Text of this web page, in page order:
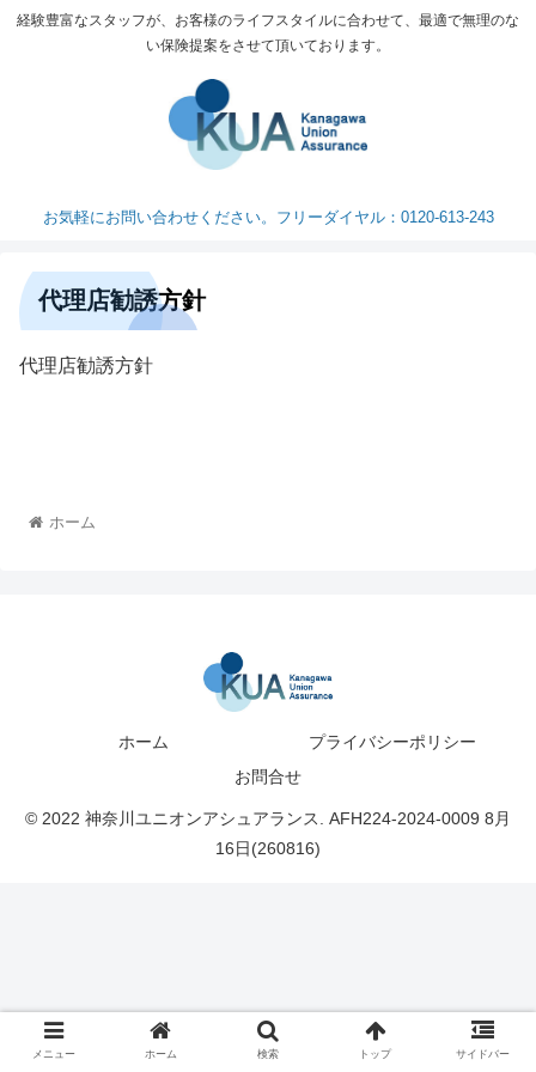
経験豊富なスタッフが、お客様のライフスタイルに合わせて、最適で無理のな
い保険提案をさせて頂いております。
お気軽にお問い合わせください。フリーダイヤル：0120-613-243
代理店勧誘方針
代理店勧誘方針
ホーム
ホーム
プライバシーポリシー
お問合せ
© 2022 神奈川ユニオンアシュアランス. AFH224-2024-0009 8月
16日(260816)
メニュー ホーム 検索 トップ サイドバー